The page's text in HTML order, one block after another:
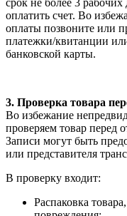
оплатить счет. Во
оплаты позвоните или
платежки/квитанции
банковской карты.
3. Проверка товара
Во избежание
проверяем товар перед
Записи могут быть
или представителя
В проверку входит:
Распаковка